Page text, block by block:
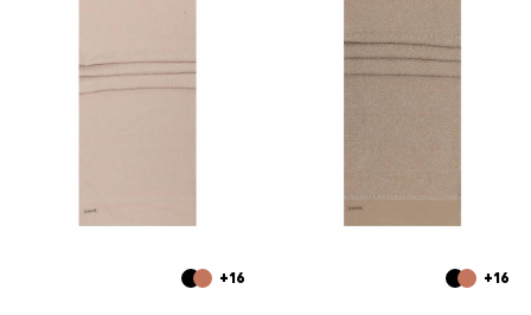
+16 +16